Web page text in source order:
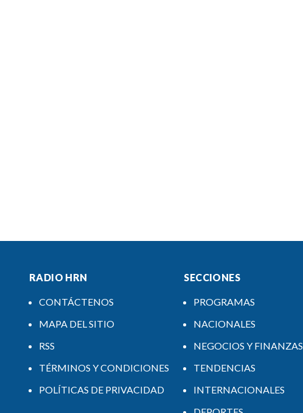
RADIO HRN
CONTÁCTENOS
MAPA DEL SITIO
RSS
TÉRMINOS Y CONDICIONES
POLÍTICAS DE PRIVACIDAD
SECCIONES
PROGRAMAS
NACIONALES
NEGOCIOS Y FINANZAS
TENDENCIAS
INTERNACIONALES